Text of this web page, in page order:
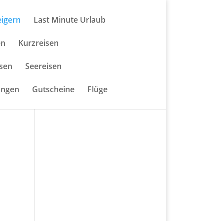
Last Minute Urlaub
Kurzreisen
Seereisen
Gutscheine Flüge